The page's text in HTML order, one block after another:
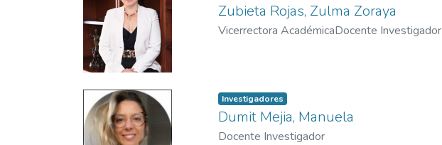
Zubieta Rojas, Zulma Zoraya
Vicerrectora AcadémicaDocente Investigador
Investigadores
Dumit Mejia, Manuela
Docente Investigador